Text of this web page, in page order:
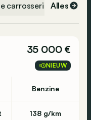
carrosserievorm
Alles
35 000 €
NIEUW
Benzine
138 g/km